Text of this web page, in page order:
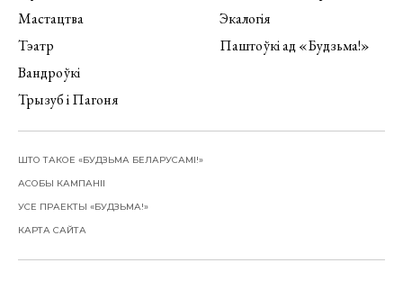
Мастацтва
Тэатр
Вандроўкі
Трызуб і Пагоня
Экалогія
Паштоўкі ад «Будзьма!»
ШТО ТАКОЕ «БУДЗЬМА БЕЛАРУСАМІ!»
АСОБЫ КАМПАНІІ
УСЕ ПРАЕКТЫ «БУДЗЬМА!»
КАРТА САЙТА